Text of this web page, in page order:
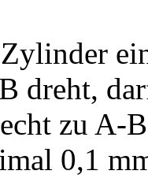
dreht,
zu A-
0,1